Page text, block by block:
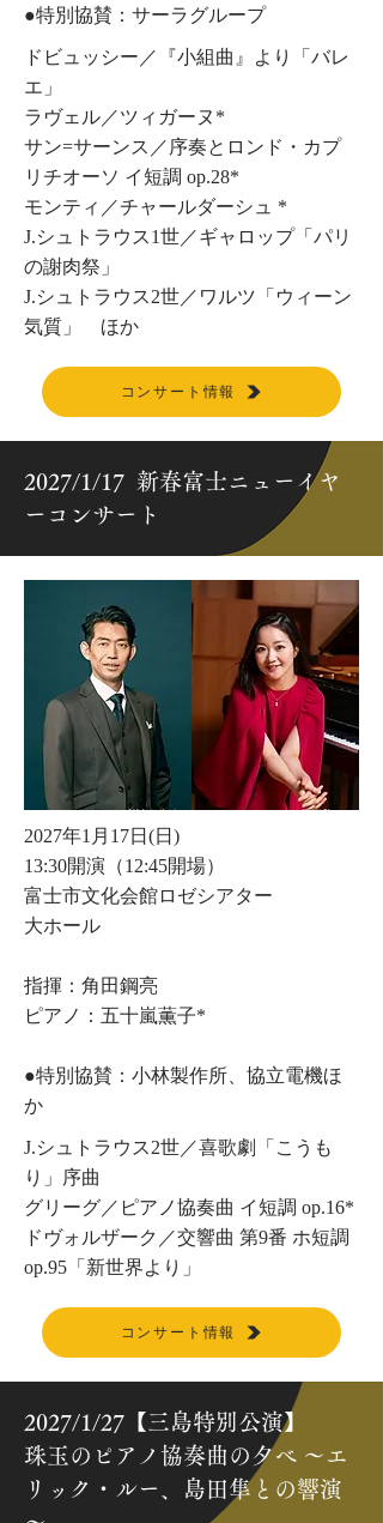
​●特別協賛：サーラグループ
ドビュッシー／『小組曲』より「バレ
エ」
ラヴェル／ツィガーヌ*
サン=サーンス／序奏とロンド・カプ
リチオーソ イ短調 op.28*
モンティ／チャールダーシュ *
J.シュトラウス1世／ギャロップ「パリ
の謝肉祭」
J.シュトラウス2世／ワルツ「ウィーン
気質」 ほか
コンサート情報
2027/1/17 新春富士ニューイヤ
ーコンサート
2027年1月17日(日)
13:30開演（12:45開場）
富士市文化会館ロゼシアター
​大ホール
指揮：角田鋼亮
ピアノ：五十嵐薫子*
​●特別協賛：小林製作所、協立電機ほ
か
J.シュトラウス2世／喜歌劇「こうも
り」序曲
グリーグ／ピアノ協奏曲 イ短調 op.16*
ドヴォルザーク／交響曲 第9番 ホ短調
op.95「新世界より」
コンサート情報
2027/1/27【三島特別公演】
珠玉のピアノ協奏曲の夕べ ～エ
リック・ルー、島田隼との響演